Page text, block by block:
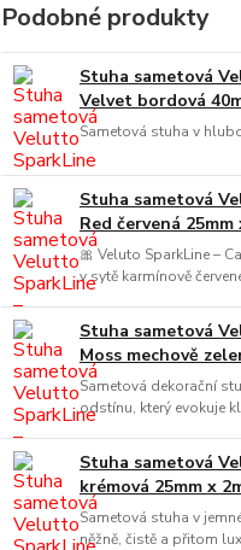
Podobné produkty
Stuha sametová
Velvet bordová
Sametová stuha v
Stuha sametová
Red červená 25mm
🎀 Veluto SparkLine –
v sytě karmínově
Stuha sametová
Moss mechově
Sametová dekorační
odstínu, který evokuje
Stuha sametová
krémová 25mm x
Sametová stuha v
něžně, čistě a přitom